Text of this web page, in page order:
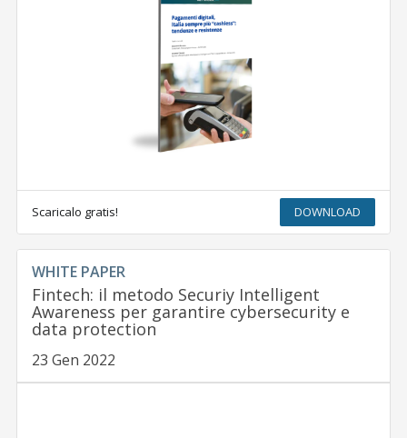
Scaricalo gratis! DOWNLOAD
WHITE PAPER
Fintech: il metodo Securiy Intelligent
Awareness per garantire cybersecurity e
data protection
23 Gen 2022